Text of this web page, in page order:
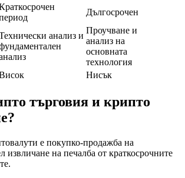
Дългосрочен
анализ и
Проучване и
анализ на
основната
технология
Нисък
търговия и крипто
е покупко-продажба на
извличане на печалба от краткосрочните